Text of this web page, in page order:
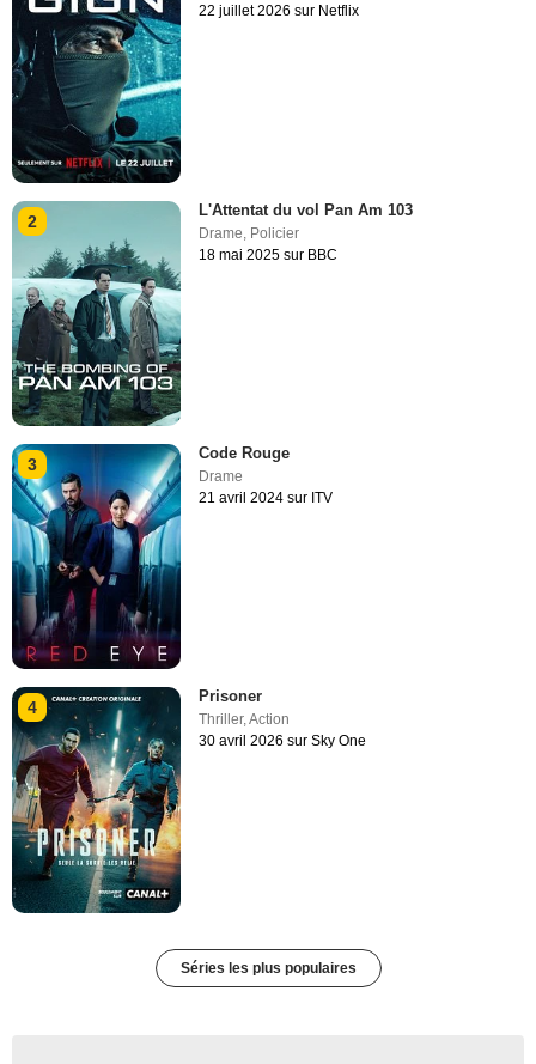
22 juillet 2026 sur Netflix
2
L'Attentat du vol Pan Am 103
Drame Policier
18 mai 2025 sur BBC
3
Code Rouge
Drame
21 avril 2024 sur ITV
4
Prisoner
Thriller,Action
30 avril 2026 sur Sky One
Séries les plus populaires